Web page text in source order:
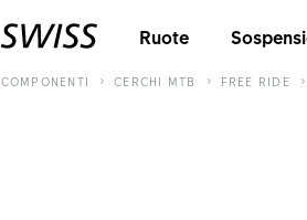
Ruote
COMPONENTI CERCHI MTB FREE RIDE